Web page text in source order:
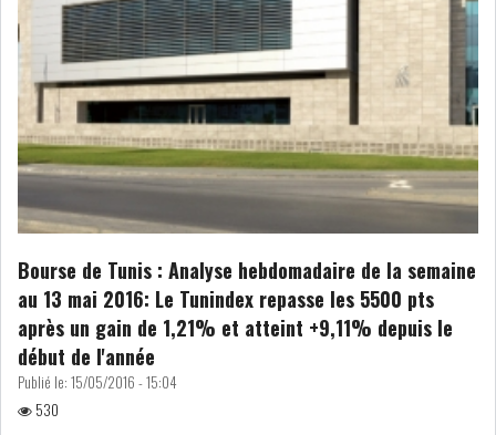
RSS
INTERNATIONAL
MENA AFRIQUE DU NORD
USA & CANADA
SUBSAHARIENNE
EUROPE ASIE
AMÉRIQUE LATINE
Bourse de Tunis : Analyse hebdomadaire de la semaine
au 13 mai 2016: Le Tunindex repasse les 5500 pts
après un gain de 1,21% et atteint +9,11% depuis le
début de l'année
Publié le: 15/05/2016 - 15:04
530